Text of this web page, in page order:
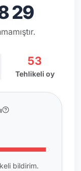
29
53
Tehlikeli oy
bildirim.